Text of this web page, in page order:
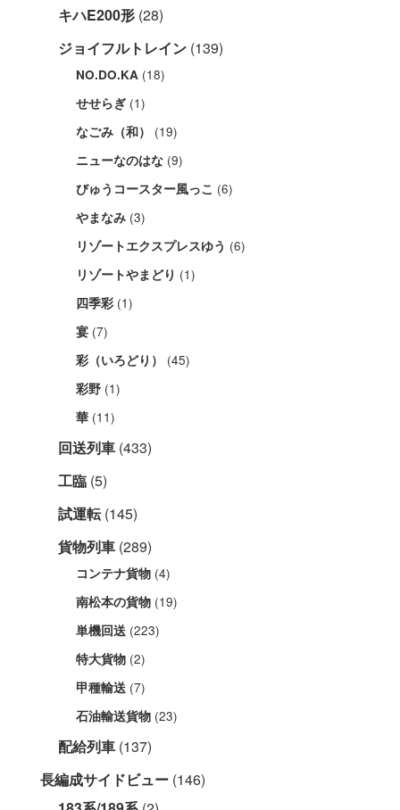
キハE200形 (28)
ジョイフルトレイン (139)
NO.DO.KA (18)
せせらぎ (1)
なごみ（和） (19)
ニューなのはな (9)
びゅうコースター風っこ (6)
やまなみ (3)
リゾートエクスプレスゆう (6)
リゾートやまどり (1)
四季彩 (1)
宴 (7)
彩（いろどり） (45)
彩野 (1)
華 (11)
回送列車 (433)
工臨 (5)
試運転(145)
貨物列車 (289)
コンテナ貨物 (4)
南松本の貨物 (19)
単機回送 (223)
特大貨物 (2)
甲種輸送 (7)
石油輸送貨物 (23)
配給列車 (137)
長編成サイドビュー (146)